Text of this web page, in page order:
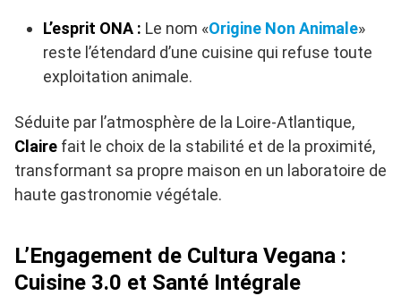
L’esprit ONA : Le nom «Origine Non Animale»
reste l’étendard d’une cuisine qui refuse toute
exploitation animale.
Séduite par l’atmosphère de la Loire-Atlantique,
Claire fait le choix de la stabilité et de la proximité,
transformant sa propre maison en un laboratoire de
haute gastronomie végétale.
L’Engagement de Cultura Vegana :
Cuisine 3.0 et Santé Intégrale